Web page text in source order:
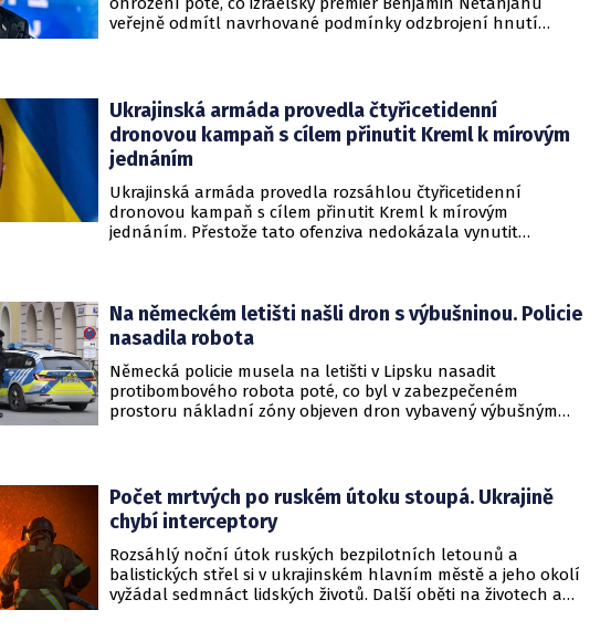
veřejně odmítl navrhované podmínky odzbrojení hnutí
Ukrajinská armáda provedla čtyřicetidenní
dronovou kampaň s cílem přinutit Kreml k mírovým
jednáním
Ukrajinská armáda provedla rozsáhlou čtyřicetidenní
dronovou kampaň s cílem přinutit Kreml k mírovým
jednáním. Přestože tato ofenziva nedokázala vynutit
Na německém letišti našli dron s výbušninou. Policie
nasadila robota
Německá policie musela na letišti v Lipsku nasadit
protibombového robota poté, co byl v zabezpečeném
prostoru nákladní zóny objeven dron vybavený výbušným
Počet mrtvých po ruském útoku stoupá. Ukrajině
chybí interceptory
Rozsáhlý noční útok ruských bezpilotních letounů a
balistických střel si v ukrajinském hlavním městě a jeho okolí
vyžádal sedmnáct lidských životů. Další oběti na životech a